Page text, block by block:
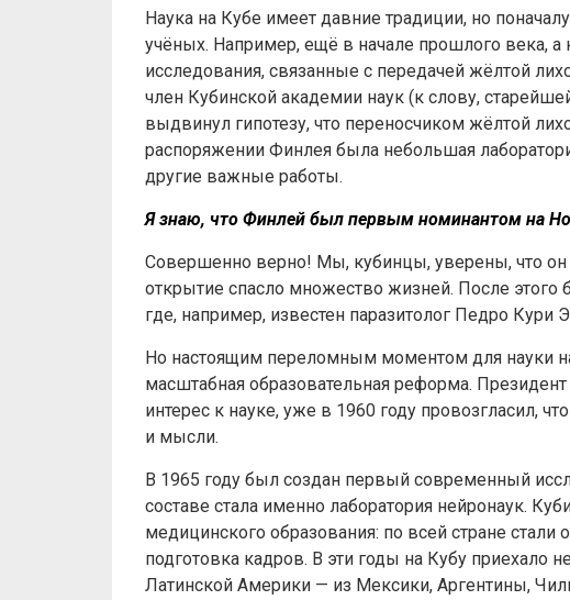
Наука на Кубе имеет давние традиции, но
учёных. Например, ещё в начале прошлого века,
исследования, связанные с передачей жёлтой
член Кубинской академии наук (к слову,
выдвинул гипотезу, что переносчиком жёлтой
распоряжении Финлея была небольшая
другие важные работы.
Я знаю, что Финлей был первым номинантом на
Совершенно верно! Мы, кубинцы, уверены, что
открытие спасло множество жизней. После
где, например, известен паразитолог Педро Кури
Но настоящим переломным моментом для науки
масштабная образовательная реформа.
интерес к науке, уже в 1960 году провозгласил,
и мысли.
В 1965 году был создан первый современный
составе стала именно лаборатория нейронаук.
медицинского образования: по всей стране
подготовка кадров. В эти годы на Кубу приехало
Латинской Америки — из Мексики, Аргентины,